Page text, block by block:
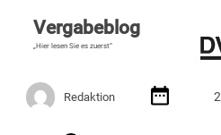
Vergabeblog
„Hier lesen Sie es zuerst“
Redaktion